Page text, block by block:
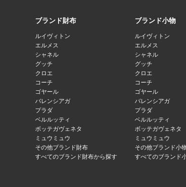
ブランド財布
ルイヴィトン
エルメス
シャネル
グッチ
クロエ
コーチ
ゴヤール
バレンシアガ
プラダ
ベルルッティ
ボッテガヴェネタ
ミュウミュウ
その他ブランド財布
すべてのブランド財布から探す
ブランド小物
ルイヴィトン
エルメス
シャネル
グッチ
クロエ
コーチ
ゴヤール
バレンシアガ
プラダ
ベルルッティ
ボッテガヴェネタ
ミュウミュウ
その他ブランド小
すべてのブランド